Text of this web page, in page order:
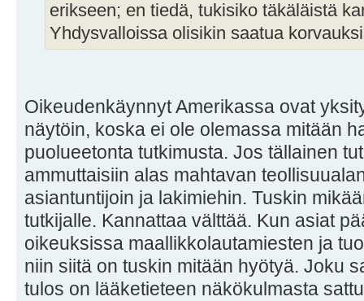
erikseen; en tiedä, tukisiko täkäläistä
Yhdysvalloissa olisikin saatua
Oikeudenkäynnyt Amerikassa ovat
näytöin, koska ei ole olemassa mitään
puolueetonta tutkimusta. Jos tällainen
ammuttaisiin alas mahtavan
asiantuntijoin ja lakimiehin. Tuskin
tutkijalle. Kannattaa välttää. Kun asiat
oikeuksissa maallikkolautamiesten ja
niin siitä on tuskin mitään hyötyä. Joku
tulos on lääketieteen näkökulmasta